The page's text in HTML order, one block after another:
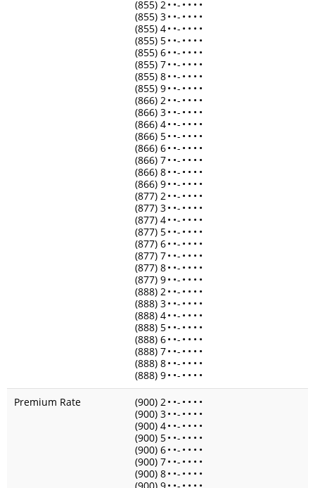
(855) 2• •- • • • •
(855) 3• •- • • • •
(855) 4• •- • • • •
(855) 5• •- • • • •
(855) 6• •- • • • •
(855) 7• •- • • • •
(855) 8• •- • • • •
(855) 9• •- • • • •
(866) 2• •- • • • •
(866) 3• •- • • • •
(866) 4• •- • • • •
(866) 5• •- • • • •
(866) 6• •- • • • •
(866) 7• •- • • • •
(866) 8• •- • • • •
(866) 9• •- • • • •
(877) 2• •- • • • •
(877) 3• •- • • • •
(877) 4• •- • • • •
(877) 5• •- • • • •
(877) 6• •- • • • •
(877) 7• •- • • • •
(877) 8• •- • • • •
(877) 9• •- • • • •
(888) 2• •- • • • •
(888) 3• •- • • • •
(888) 4• •- • • • •
(888) 5• •- • • • •
(888) 6• •- • • • •
(888) 7• •- • • • •
(888) 8• •- • • • •
(888) 9• •- • • • •
Premium Rate
(900) 2• •- • • • •
(900) 3• •- • • • •
(900) 4• •- • • • •
(900) 5• •- • • • •
(900) 6• •- • • • •
(900) 7• •- • • • •
(900) 8• •- • • • •